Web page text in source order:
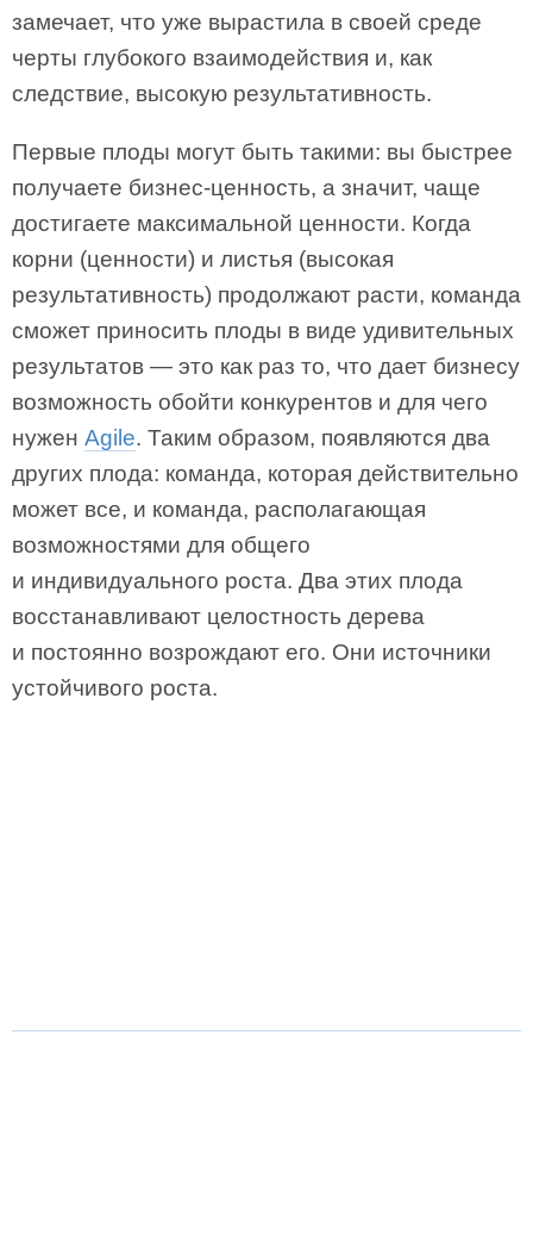
замечает, что уже вырастила в своей среде
черты глубокого взаимодействия и, как
следствие, высокую результативность.
Первые плоды могут быть такими: вы быстрее
получаете бизнес-ценность, а значит, чаще
достигаете максимальной ценности. Когда
корни (ценности) и листья (высокая
результативность) продолжают расти, команда
сможет приносить плоды в виде удивительных
результатов — это как раз то, что дает бизнесу
возможность обойти конкурентов и для чего
нужен Agile. Таким образом, появляются два
других плода: команда, которая действительно
может все, и команда, располагающая
возможностями для общего
и индивидуального роста. Два этих плода
восстанавливают целостность дерева
и постоянно возрождают его. Они источники
устойчивого роста.